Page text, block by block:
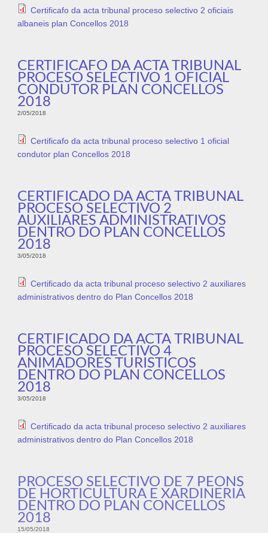
Certificafo da acta tribunal proceso selectivo 2 oficiais
albaneis plan Concellos 2018
CERTIFICAFO DA ACTA TRIBUNAL
PROCESO SELECTIVO 1 OFICIAL
CONDUTOR PLAN CONCELLOS
2018
2/05/2018
Certificafo da acta tribunal proceso selectivo 1 oficial
condutor plan Concellos 2018
CERTIFICADO DA ACTA TRIBUNAL
PROCESO SELECTIVO 2
AUXILIARES ADMINISTRATIVOS
DENTRO DO PLAN CONCELLOS
2018
3/05/2018
Certificado da acta tribunal proceso selectivo 2 auxiliares
administrativos dentro do Plan Concellos 2018
CERTIFICADO DA ACTA TRIBUNAL
PROCESO SELECTIVO 4
ANIMADORES TURISTICOS
DENTRO DO PLAN CONCELLOS
2018
3/05/2018
Certificado da acta tribunal proceso selectivo 2 auxiliares
administrativos dentro do Plan Concellos 2018
PROCESO SELECTIVO DE 7 PEONS
DE HORTICULTURA E XARDINERIA
DENTRO DO PLAN CONCELLOS
2018
15/05/2018